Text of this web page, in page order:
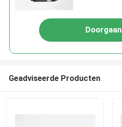
Doorgaan
Geadviseerde Producten